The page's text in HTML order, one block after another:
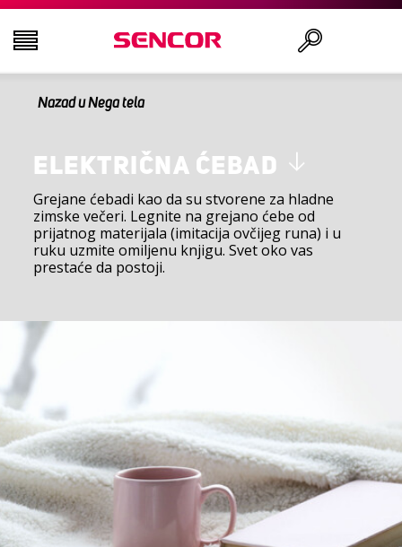
TELEVIZORI
AUDIO - VIDEO
KUHINJA
DOMAĆINSTVO
ZDRAVLJE I LEPOTA
Nazad u Nega tela
ELEKTRIČNA ĆEBAD
Grejane ćebadi kao da su stvorene za hladne
zimske večeri. Legnite na grejano ćebe od
prijatnog materijala (imitacija ovčijeg runa) i u
ruku uzmite omiljenu knjigu. Svet oko vas
prestaće da postoji.